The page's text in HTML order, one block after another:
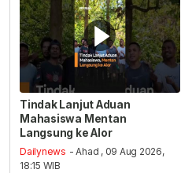
Tindak Lanjut Aduan
Mahasiswa Mentan
Langsung ke Alor
Dailynews - Ahad , 09 Aug 2026,
18:15 WIB